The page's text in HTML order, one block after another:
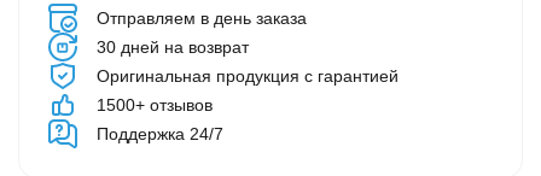
Отправляем в день заказа
30 дней на возврат
Оригинальная продукция с гарантией
1500+ отзывов
Поддержка 24/7